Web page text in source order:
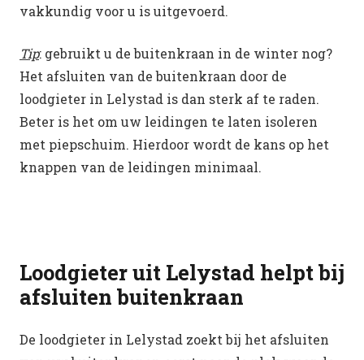
vakkundig voor u is uitgevoerd.
Tip: gebruikt u de buitenkraan in de winter nog?
Het afsluiten van de buitenkraan door de
loodgieter in Lelystad is dan sterk af te raden.
Beter is het om uw leidingen te laten isoleren
met piepschuim. Hierdoor wordt de kans op het
knappen van de leidingen minimaal.
Loodgieter uit Lelystad helpt bij
afsluiten buitenkraan
De loodgieter in Lelystad zoekt bij het afsluiten